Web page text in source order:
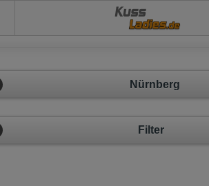
Kuss
Nürnberg
Filter